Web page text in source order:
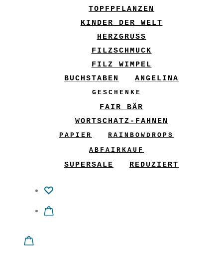
TOPFPFLANZEN
KINDER DER WELT
HERZGRUSS
FILZSCHMUCK
FILZ WIMPEL
BUCHSTABEN
ANGELINA
GESCHENKE
FAIR BÄR
WORTSCHATZ-FAHNEN
PAPIER
RAINBOWDROPS
ABFAIRKAUF
SUPERSALE REDUZIERT